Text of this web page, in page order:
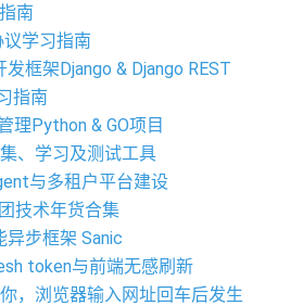
南
学习指南
框架Django & Django REST
指南
理Python & GO项目
、学习及测试工具
与多租户平台建设
技术年货合集
异步框架 Sanic
token与前端无感刷新
，浏览器输入网址回车后发生